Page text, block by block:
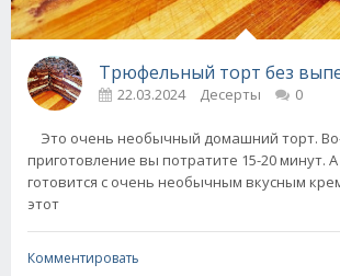
Трюфельный торт без
22.03.2024 Десерты 0
Это очень необычный домашний торт.
приготовление вы потратите 15-20 минут.
готовится с очень необычным вкусным
этот
Комментировать